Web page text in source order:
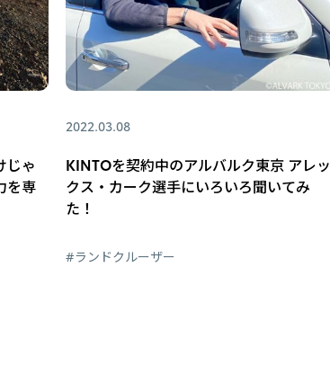
じゃ
を専
2022.03.08
KINTOを契約中のアルバルク東京 アレッ
クス・カーク選手にいろいろ聞いてみ
た！
#ランドクルーザー